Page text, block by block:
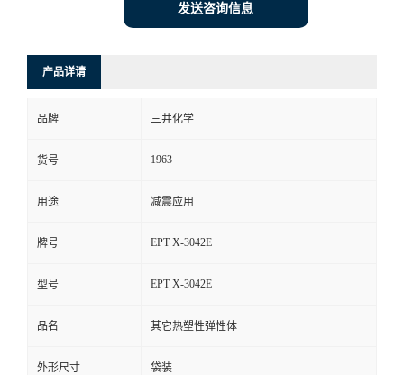
发送咨询信息
产品详请
品牌 三井化学
货号 1963
用途 减震应用
牌号 EPT X-3042E
型号 EPT X-3042E
品名 其它热塑性弹性体
外形尺寸 袋装